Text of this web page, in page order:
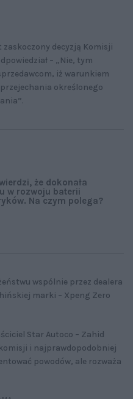
decyzją Komisji
– „Nie, tym
iż warunkiem
określonego
że dokonała
w rozwoju baterii
Na czym polega?
wspólnie przez dealera
marki – Xpeng Zero
Star Autoco – Zahid
i najprawdopodobniej
powodów, ale rozważa